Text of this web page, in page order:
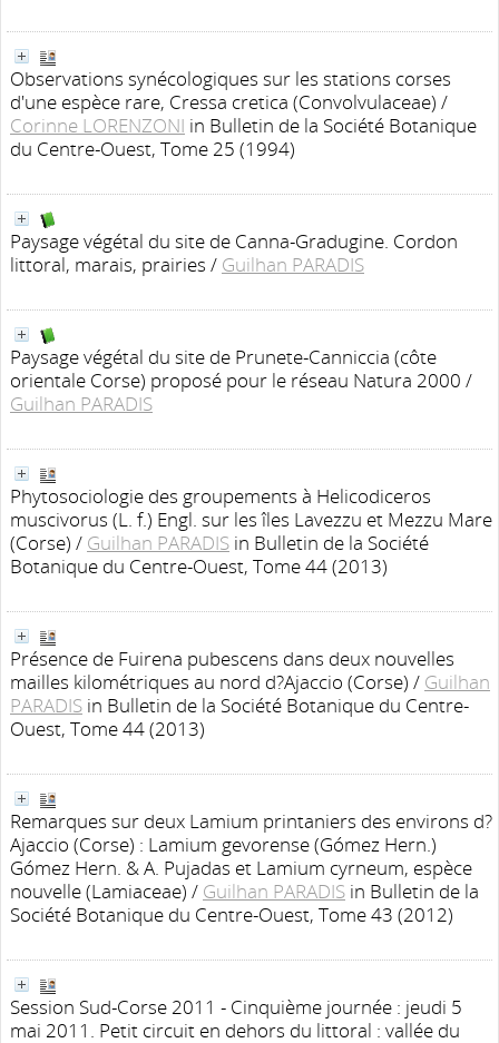
Observations synécologiques sur les stations corses
d'une espèce rare, Cressa cretica (Convolvulaceae) /
Corinne LORENZONI in Bulletin de la Société Botanique
du Centre-Ouest, Tome 25 (1994)
Paysage végétal du site de Canna-Gradugine. Cordon
littoral, marais, prairies / Guilhan PARADIS
Paysage végétal du site de Prunete-Canniccia (côte
orientale Corse) proposé pour le réseau Natura 2000 /
Guilhan PARADIS
Phytosociologie des groupements à Helicodiceros
muscivorus (L. f.) Engl. sur les îles Lavezzu et Mezzu Mare
(Corse) / Guilhan PARADIS in Bulletin de la Société
Botanique du Centre-Ouest, Tome 44 (2013)
Présence de Fuirena pubescens dans deux nouvelles
mailles kilométriques au nord d?Ajaccio (Corse) / Guilhan
PARADIS in Bulletin de la Société Botanique du Centre-
Ouest, Tome 44 (2013)
Remarques sur deux Lamium printaniers des environs d?
Ajaccio (Corse) : Lamium gevorense (Gómez Hern.)
Gómez Hern. & A. Pujadas et Lamium cyrneum, espèce
nouvelle (Lamiaceae) / Guilhan PARADIS in Bulletin de la
Société Botanique du Centre-Ouest, Tome 43 (2012)
Session Sud-Corse 2011 - Cinquième journée : jeudi 5
mai 2011. Petit circuit en dehors du littoral : vallée du